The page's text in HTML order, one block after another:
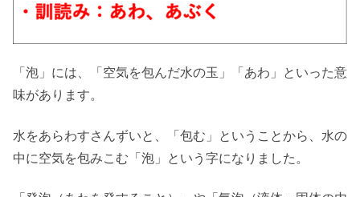
「泡」には、「空気を包んだ水の玉」「あわ」といった意
味があります。
水をあらわすさんずいと、「包む」ということから、水の
中に空気を包みこむ「泡」という字になりました。